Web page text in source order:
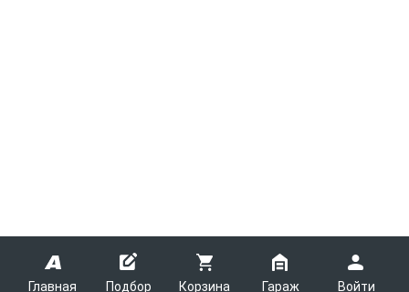
Главная Подбор Корзина Гараж Войти